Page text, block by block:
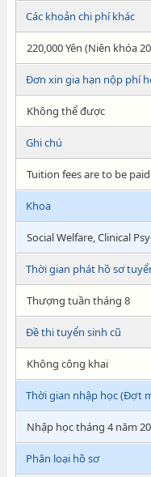
Các khoản chi phí khác
220,000 Yên (Niên khóa
Đơn xin gia hạn nộp phí
Không thể được
Ghi chú
Tuition fees are to be
Khoa
Social Welfare, Clinical
Thời gian phát hồ sơ
Thượng tuần tháng 8
Đề thi tuyển sinh cũ
Không công khai
Thời gian nhập học (Đợt
Nhập học tháng 4 năm
Phân loại hồ sơ